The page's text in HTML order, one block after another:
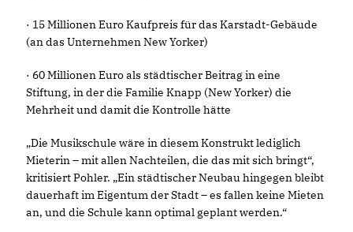
· 15 Millionen Euro Kaufpreis für das Karstadt-Gebäude
(an das Unternehmen New Yorker)
· 60 Millionen Euro als städtischer Beitrag in eine
Stiftung, in der die Familie Knapp (New Yorker) die
Mehrheit und damit die Kontrolle hätte
Die Musikschule wäre in diesem Konstrukt lediglich
Mieterin – mit allen Nachteilen, die das mit sich bringt“,
kritisiert Pohler. „Ein städtischer Neubau hingegen bleibt
dauerhaft im Eigentum der Stadt – es fallen keine Mieten
an, und die Schule kann optimal geplant werden.“